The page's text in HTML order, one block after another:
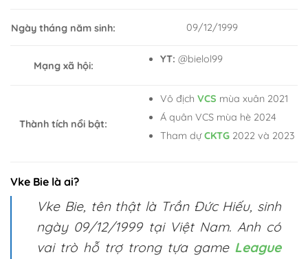
Ngày tháng năm sinh: 09/12/1999
Mạng xã hội:
YT: @bielol99
Thành tích nổi bật:
Vô địch VCS mùa xuân 2021
Á quân VCS mùa hè 2024
Tham dựCKTG2022 và 2023
Vke Bie là ai?
Vke Bie, tên thật là Trần Đức Hiếu, sinh
ngày 09/12/1999 tại Việt Nam. Anh có
vai trò hỗ trợ trong tựa game League